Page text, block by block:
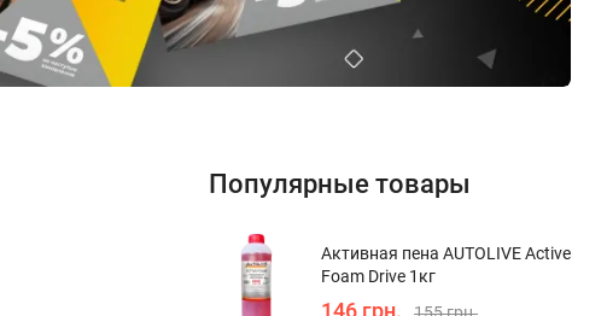
Популярные товары
Активная пена AUTOLIVE Active
Foam Drive 1кг
146 грн.